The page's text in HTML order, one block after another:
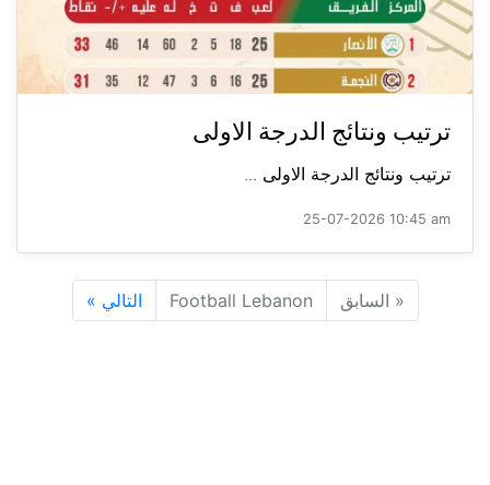
ترتيب ونتائج الدرجة الاولى
ترتيب ونتائج الدرجة الاولى ...
25-07-2026 10:45 am
« السابق Football Lebanon التالي »